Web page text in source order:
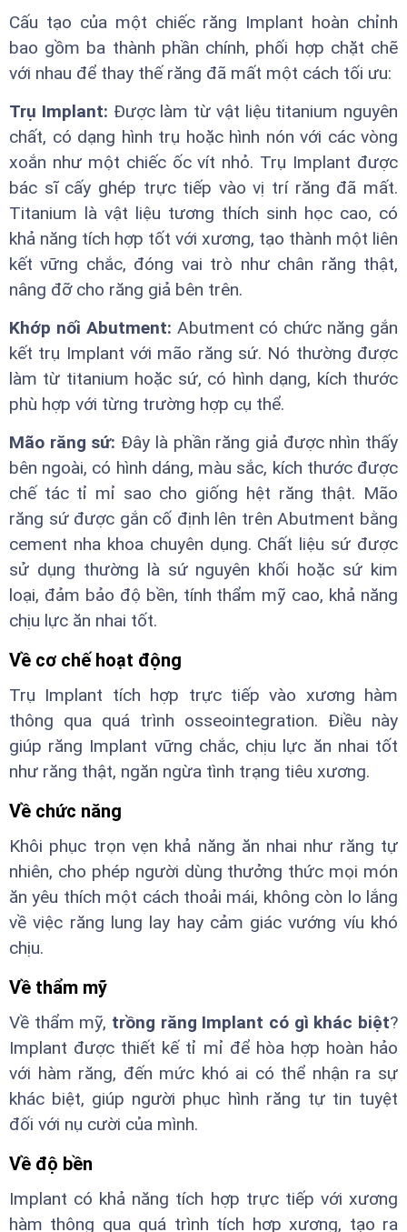
Cấu tạo của một chiếc răng Implant hoàn chỉnh
bao gồm ba thành phần chính, phối hợp chặt chẽ
với nhau để thay thế răng đã mất một cách tối ưu:
Trụ Implant: Được làm từ vật liệu titanium nguyên
chất, có dạng hình trụ hoặc hình nón với các vòng
xoắn như một chiếc ốc vít nhỏ. Trụ Implant được
bác sĩ cấy ghép trực tiếp vào vị trí răng đã mất.
Titanium là vật liệu tương thích sinh học cao, có
khả năng tích hợp tốt với xương, tạo thành một liên
kết vững chắc, đóng vai trò như chân răng thật,
nâng đỡ cho răng giả bên trên.
Khớp nối Abutment: Abutment có chức năng gắn
kết trụ Implant với mão răng sứ. Nó thường được
làm từ titanium hoặc sứ, có hình dạng, kích thước
phù hợp với từng trường hợp cụ thể.
Mão răng sứ: Đây là phần răng giả được nhìn thấy
bên ngoài, có hình dáng, màu sắc, kích thước được
chế tác tỉ mỉ sao cho giống hệt răng thật. Mão
răng sứ được gắn cố định lên trên Abutment bằng
cement nha khoa chuyên dụng. Chất liệu sứ được
sử dụng thường là sứ nguyên khối hoặc sứ kim
loại, đảm bảo độ bền, tính thẩm mỹ cao, khả năng
chịu lực ăn nhai tốt.
Về cơ chế hoạt động
Trụ Implant tích hợp trực tiếp vào xương hàm
thông qua quá trình osseointegration. Điều này
giúp răng Implant vững chắc, chịu lực ăn nhai tốt
như răng thật, ngăn ngừa tình trạng tiêu xương.
Về chức năng
Khôi phục trọn vẹn khả năng ăn nhai như răng tự
nhiên, cho phép người dùng thưởng thức mọi món
ăn yêu thích một cách thoải mái, không còn lo lắng
về việc răng lung lay hay cảm giác vướng víu khó
chịu.
Về thẩm mỹ
Về thẩm mỹ, trồng răng Implant có gì khác biệt?
Implant được thiết kế tỉ mỉ để hòa hợp hoàn hảo
với hàm răng, đến mức khó ai có thể nhận ra sự
khác biệt, giúp người phục hình răng tự tin tuyệt
đối với nụ cười của mình.
Về độ bền
Implant có khả năng tích hợp trực tiếp với xương
hàm thông qua quá trình tích hợp xương, tạo ra